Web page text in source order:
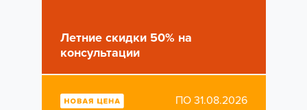
Летние скидки 50% на
консультации
ПО 31.08.2026